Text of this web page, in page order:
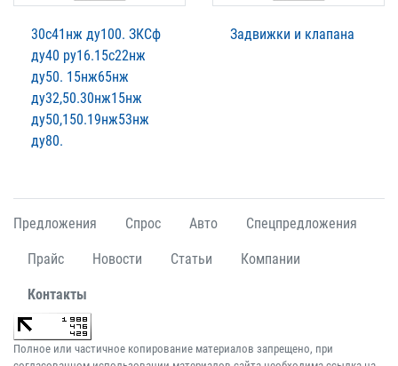
30с41нж ду100. ЗКСф
ду40 ру16.15с22нж
ду50. 15нж65нж
ду32,50.30нж15нж
ду50,150.19нж53нж
ду80.
Задвижки и клапана
Предложения Спрос Авто Спецпредложения
Прайс Новости Статьи Компании
Контакты
Полное или частичное копирование материалов запрещено, при